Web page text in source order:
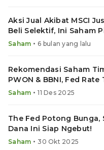
Aksi Jual Akibat MSCI
Beli Selektif, Ini Saham
Saham • 6 bulan yang lalu
Rekomendasi Saham
PWON & BBNI, Fed Rate
Saham • 11 Des 2025
The Fed Potong Bunga,
Dana Ini Siap Ngebut!
Saham • 30 Okt 2025